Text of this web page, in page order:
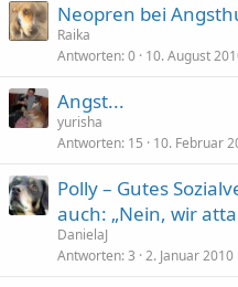
Neopren bei
Raika
Antworten 0 10. August
Angst...
yurisha
Antworten 15 10. Februar
Polly – Gutes
auch: „Nein, wir
DanielaJ
Antworten 3 2. Januar 2010